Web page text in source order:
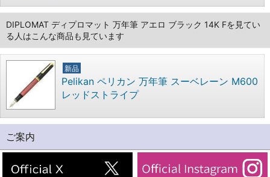
DIPLOMAT ディプロマット 万年筆 アエロ ブラック 14K Fを見てい
る人はこんな商品も見ています
新品
Pelikan ペリカン 万年筆 スーベレーン M600
レッドストライプ
ご案内